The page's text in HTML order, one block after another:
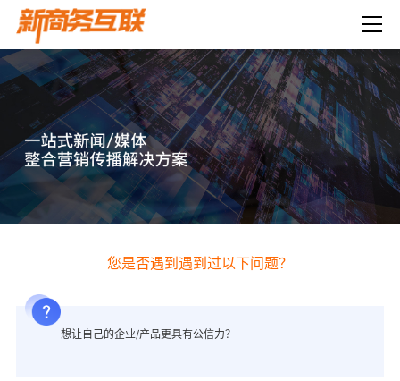
您是否遇到遇到过以下问题？
想让自己的企业/产品更具有公信力？